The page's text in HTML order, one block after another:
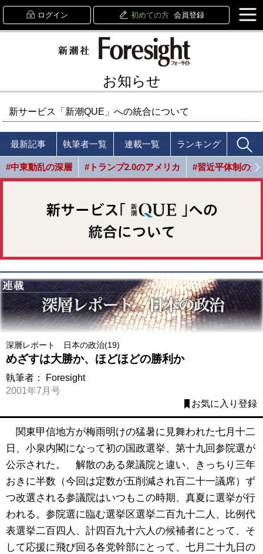
ログイン 初めての方 会員登録
お知らせ
新サービス「新潮QUE」への統合について
最新記事 執筆者一覧 連載一覧 ランキング
#中東動乱の深層 #トランプ2.0のアメリカ #習近平体制の光
深層レポート 日本の政治(19)
めざすは大勝か、ほどほどの勝利か
執筆者：
Foresight
2001年7月号
お気に入り登録
関東甲信地方が梅雨明けの猛暑に見舞われた七月十二
日、小泉内閣になって初の国政選挙、第十九回参院選が
公示された。 解散のある衆議院と違い、きっちり三年
おきに半数（今回は定数が五削減され百二十一議席）ず
つ改選される参議院はいつもこの時期、真夏に選挙が行
われる。参院選に臨む選挙区選挙二百九十二人、比例代
表選挙二百四人、計四百九十六人の候補者にとって、そ
して応援に飛び回る各党幹部にとって、七月二十九日の